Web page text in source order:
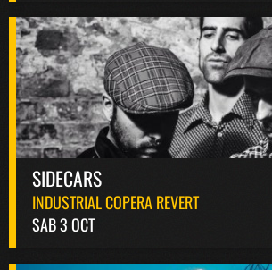
SIDECARS
INDUSTRIAL COPERA REVERT
SAB 3 OCT